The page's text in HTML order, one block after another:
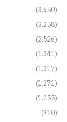
(3.650)
(3.258)
(2.526)
(1.341)
(1.317)
(1.271)
(1.255)
(910)